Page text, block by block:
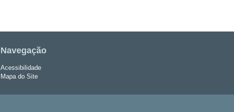
Navegação
Acessibilidade
Mapa do Site